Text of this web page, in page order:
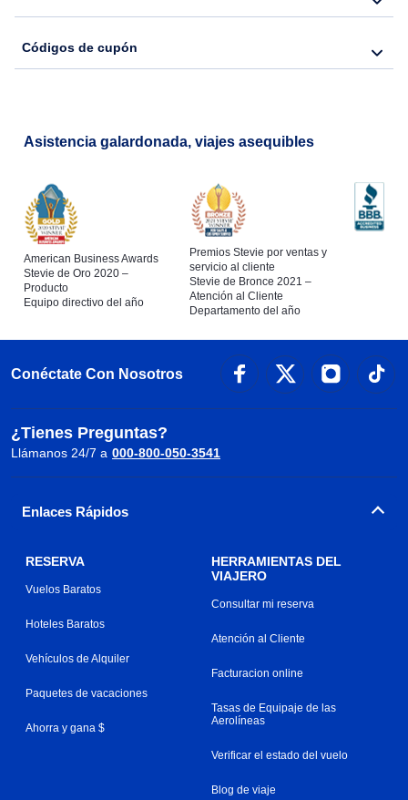
Códigos de cupón
Asistencia galardonada, viajes asequibles
American Business Awards
Stevie de Oro 2020 –
Producto
Equipo directivo del año
Premios Stevie por ventas y
servicio al cliente
Stevie de Bronce 2021 –
Atención al Cliente
Departamento del año
Conéctate Con Nosotros
¿Tienes Preguntas?
Llámanos 24/7 a 000-800-050-3541
Enlaces Rápidos
RESERVA
Vuelos Baratos
Hoteles Baratos
Vehículos de Alquiler
Paquetes de vacaciones
Ahorra y gana $
HERRAMIENTAS DEL
VIAJERO
Consultar mi reserva
Atención al Cliente
Facturacion online
Tasas de Equipaje de las
Aerolíneas
Verificar el estado del vuelo
Blog de viaje